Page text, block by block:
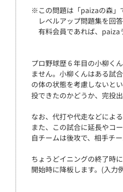
※この問題は「paizaの森」
レベルアップ問題集を回
有料会員であれば、paiza
プロ野球歴 6 年目の小柳く
ません。小柳くんはある試
の体の状態を考慮しないとい
投できたのかどうか、完投
なお、代打や代走などによ
また、この試合に延長やコ
自チームは後攻で、相手チ
ちょうどイニングの終了時
開始時に降板します。(入力